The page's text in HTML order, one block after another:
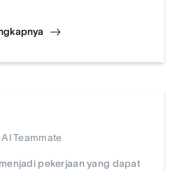
Teammate
pekerjaan yang dapat